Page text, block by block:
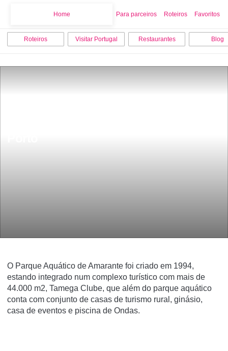
Home Para parceiros Roteiros Favoritos
Roteiros Visitar Portugal Restaurantes Blog
O Parque Aquático de Amarante foi criado em 1994,
estando integrado num complexo turístico com mais de
44.000 m2, Tamega Clube, que além do parque aquático
conta com conjunto de casas de turismo rural, ginásio,
casa de eventos e piscina de Ondas.